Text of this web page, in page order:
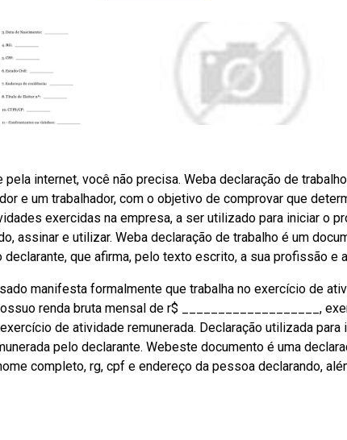
internet, você não precisa. Weba declaração de
e um trabalhador, com o objetivo de comprovar que
exercidas na empresa, a ser utilizado para iniciar o
assinar e utilizar. Weba declaração de trabalho é um
que afirma, pelo texto escrito, a sua profissão e
manifesta formalmente que trabalha no exercício de
renda bruta mensal de r$ ___________________,
de atividade remunerada. Declaração utilizada para
pelo declarante. Webeste documento é uma
completo, rg, cpf e endereço da pessoa declarando,